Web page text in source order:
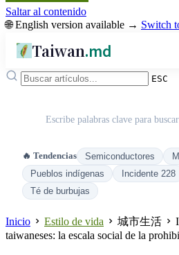
Saltar al contenido
🌐 English version available → Switch
Taiwan.md
ESC
Escribe palabras clave para
🔥 Tendencias Semiconductores
Pueblos indígenas
Incidente 228
Té de burbujas
Inicio Estilo de vida 城市生活
taiwaneses: la escala social de la